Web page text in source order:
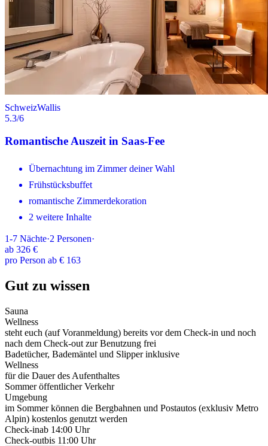
SchweizWallis
5.3/6
Romantische Auszeit in Saas-Fee
Übernachtung im Zimmer deiner Wahl
Frühstücksbuffet
romantische Zimmerdekoration
2 weitere Inhalte
1-7 Nächte·2 Personen·
ab 326 €
pro Person ab € 163
Gut zu wissen
Sauna
Wellness
steht euch (auf Voranmeldung) bereits vor dem Check-in und noch
nach dem Check-out zur Benutzung frei
Badetücher, Bademäntel und Slipper inklusive
Wellness
für die Dauer des Aufenthaltes
Sommer öffentlicher Verkehr
Umgebung
im Sommer können die Bergbahnen und Postautos (exklusiv Metro
Alpin) kostenlos genutzt werden
Check-inab 14:00 Uhr
Check-outbis 11:00 Uhr